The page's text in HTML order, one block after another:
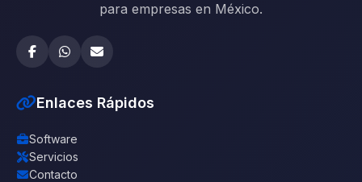
para empresas en México.
Enlaces Rápidos
Software
Servicios
Contacto